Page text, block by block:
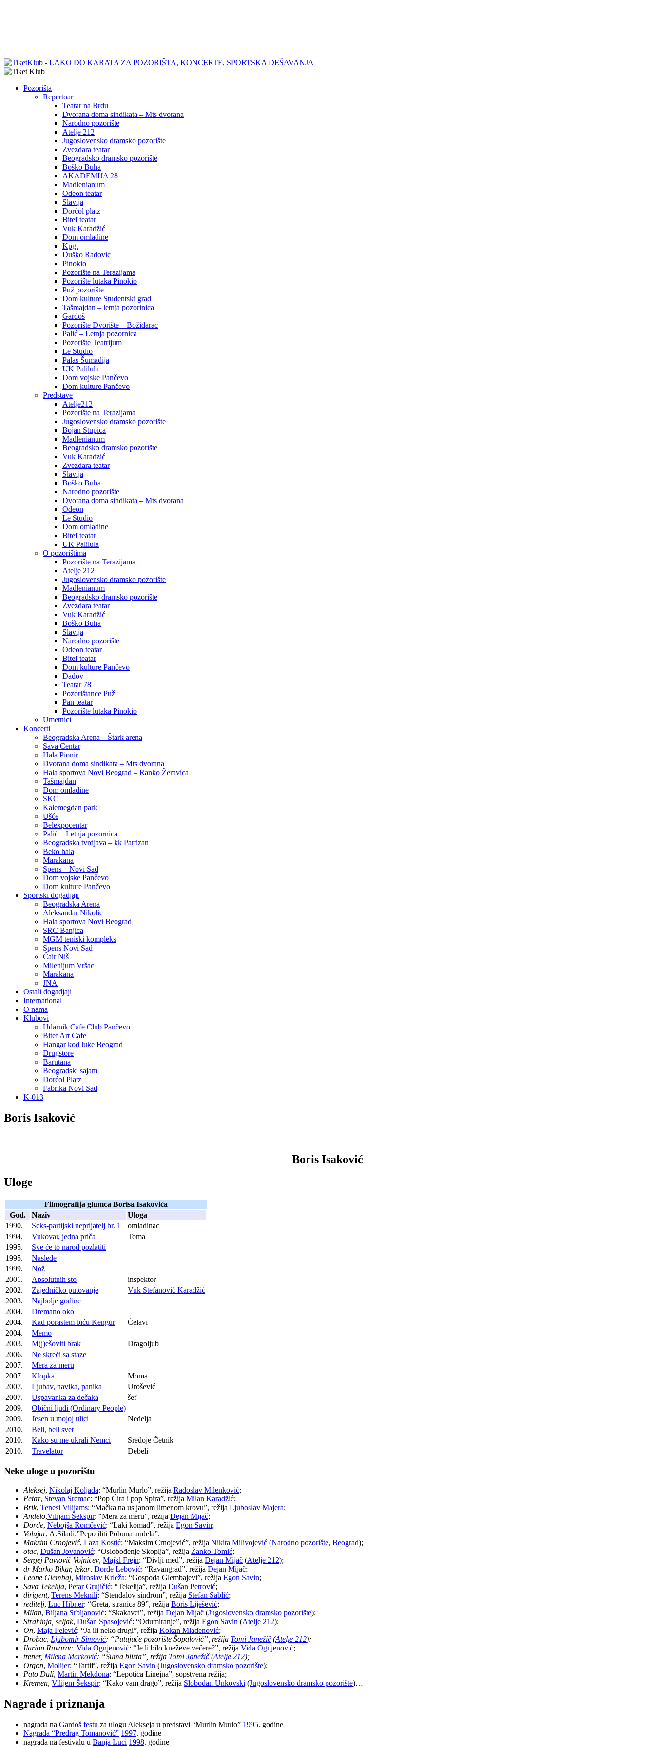
Pozorišta
Repertoar
Teatar na Brdu
Dvorana doma sindikata – Mts dvorana
Narodno pozorište
Atelje 212
Jugoslovensko dramsko pozorište
Zvezdara teatar
Beogradsko dramsko pozorište
Boško Buha
AKADEMIJA 28
Madlenianum
Odeon teatar
Slavija
Dorćol platz
Bitef teatar
Vuk Karadžić
Dom omladine
Kpgt
Duško Radović
Pinokio
Pozorište na Terazijama
Pozorište lutaka Pinokio
Puž pozorište
Dom kulture Studentski grad
Tašmajdan – letnja pozorinica
Gardoš
Pozorište Dvorište – Božidarac
Palić – Letnja pozornica
Pozorište Teatrijum
Le Studio
Palas Šumadija
UK Palilula
Dom vojske Pančevo
Dom kulture Pančevo
Predstave
Atelje212
Pozorište na Terazijama
Jugoslovensko dramsko pozorište
Bojan Stupica
Madlenianum
Beogradsko dramsko pozorište
Vuk Karadzić
Zvezdara teatar
Slavija
Boško Buha
Narodno pozorište
Dvorana doma sindikata – Mts dvorana
Odeon
Le Studio
Dom omladine
Bitef teatar
UK Palilula
O pozorištima
Pozorište na Terazijama
Atelje 212
Jugoslovensko dramsko pozorište
Madlenianum
Beogradsko dramsko pozorište
Zvezdara teatar
Vuk Karadžić
Boško Buha
Slavija
Narodno pozorište
Odeon teatar
Bitef teatar
Dom kulture Pančevo
Dadov
Teatar 78
Pozorištance Puž
Pan teatar
Pozorište lutaka Pinokio
Umetnici
Koncerti
Beogradska Arena – Štark arena
Sava Centar
Hala Pionir
Dvorana doma sindikata – Mts dvorana
Hala sportova Novi Beograd – Ranko Žeravica
Tašmajdan
Dom omladine
SKC
Kalemegdan park
Ušće
Belexpocentar
Palić – Letnja pozornica
Beogradska tvrdjava – kk Partizan
Beko hala
Marakana
Spens – Novi Sad
Dom vojske Pančevo
Dom kulture Pančevo
Sportski dogadjaji
Beogradska Arena
Aleksandar Nikolic
Hala sportova Novi Beograd
SRC Banjica
MGM teniski kompleks
Spens Novi Sad
Čair Niš
Milenijum Vršac
Marakana
JNA
Ostali dogadjaji
International
O nama
Klubovi
Udarnik Cafe Club Pančevo
Bitef Art Cafe
Hangar kod luke Beograd
Drugstore
Barutana
Beogradski sajam
Dorćol Platz
Fabrika Novi Sad
K-013
Boris Isaković
Boris Isaković
Uloge
Filmografija glumca Borisa Isakovića
God.
Naziv
Uloga
1990.
Seks-partijski neprijatelj br. 1
omladinac
1994.
Vukovar, jedna priča
Toma
1995.
Sve će to narod pozlatiti
1995.
Nasleđe
1999.
Nož
2001.
Apsolutnih sto
inspektor
2002.
Zajedničko putovanje
Vuk Stefanović Karadžić
2003.
Najbolje godine
2004.
Dremano oko
2004.
Kad porastem biću Kengur
Ćelavi
2004.
Memo
2003.
M(j)ešoviti brak
Dragoljub
2006.
Ne skreći sa staze
2007.
Mera za meru
2007.
Klopka
Moma
2007.
Ljubav, navika, panika
Urošević
2007.
Uspavanka za dečaka
šef
2009.
Obični ljudi (Ordinary People)
2009.
Jesen u mojoj ulici
Nedelja
2010.
Beli, beli svet
2010.
Kako su me ukrali Nemci
Sredoje Četnik
2010.
Travelator Debeli
Neke uloge u pozorištu
Aleksej, Nikolaj Koljada: “Murlin Murlo”, režija Radoslav Milenković;
Petar, Stevan Sremac: “Pop Ćira i pop Spira”, režija Milan Karadžić;
Brik, Tenesi Vilijams: “Mačka na usijanom limenom krovu”, režija Ljuboslav Majera;
Anđelo,Vilijam Šekspir: “Mera za meru”, režija Dejan Mijač;
Đorđe, Nebojša Romčević: “Laki komad”, režija Egon Savin;
Volujar, A.Silađi:”Pepo iliti Pobuna anđela”;
Maksim Crnojević, Laza Kostić: “Maksim Crnojević”, režija Nikita Milivojević (Narodno pozorište, Beograd);
otac, Dušan Jovanović: “Oslobođenje Skoplja”, režija Žanko Tomić;
Sergej Pavlovič Vojnicev, Majkl Frejn: “Divlji med”, režija Dejan Mijač (Atelje 212);
dr Marko Bikar, lekar, Đorđe Lebović: “Ravangrad”, režija Dejan Mijač;
Leone Glembaj, Miroslav Krleža: “Gospoda Glembajevi”, režija Egon Savin;
Sava Tekelija, Petar Grujičić: “Tekelija”, režija Dušan Petrović;
dirigent, Terens Meknili: “Stendalov sindrom”, režija Stefan Sablić;
reditelj, Luc Hibner: “Greta, stranica 89”, režija Boris Liješević;
Milan, Biljana Srbljanović: “Skakavci”, režija Dejan Mijač (Jugoslovensko dramsko pozorište);
Strahinja, seljak, Dušan Spasojević: “Odumiranje”, režija Egon Savin (Atelje 212);
On, Maja Pelević: “Ja ili neko drugi”, režija Kokan Mladenović;
Drobac, Ljubomir Simović: “Putujuće pozorište Šopalović”, režija Tomi Janežič(Atelje 212);
Ilarion Ruvarac, Vida Ognjenović: “Je li bilo kneževe večere?”, režija Vida Ognjenović;
trener, Milena Marković: “Šuma blista”, režija Tomi Janežič(Atelje 212);
Orgon, Molijer: “Tartif”, režija Egon Savin (Jugoslovensko dramsko pozorište);
Pato Duli, Martin Mekdona: “Lepotica Linejna”, sopstvena režija;
Kremen, Vilijem Šekspir: “Kako vam drago”, režija Slobodan Unkovski (Jugoslovensko dramsko pozorište)…
Nagrade i priznanja
nagrada na Gardoš festu za ulogu Alekseja u predstavi “Murlin Murlo” 1995. godine
Nagrada “Predrag Tomanović” 1997. godine
nagrada na festivalu u Banja Luci 1998. godine